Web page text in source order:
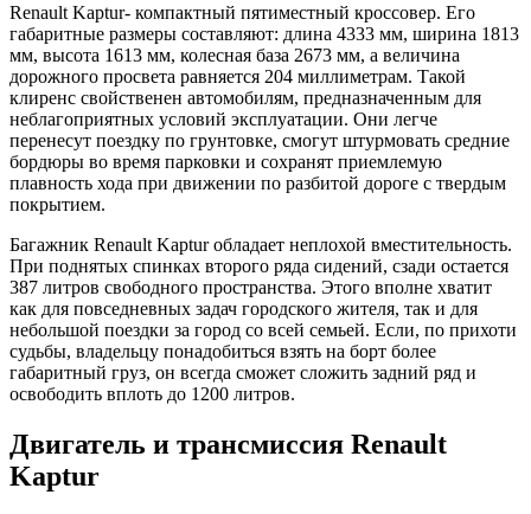
Renault Kaptur- компактный пятиместный кроссовер. Его
габаритные размеры составляют: длина 4333 мм, ширина 1813
мм, высота 1613 мм, колесная база 2673 мм, а величина
дорожного просвета равняется 204 миллиметрам. Такой
клиренс свойственен автомобилям, предназначенным для
неблагоприятных условий эксплуатации. Они легче
перенесут поездку по грунтовке, смогут штурмовать средние
бордюры во время парковки и сохранят приемлемую
плавность хода при движении по разбитой дороге с твердым
покрытием.
Багажник Renault Kaptur обладает неплохой вместительность.
При поднятых спинках второго ряда сидений, сзади остается
387 литров свободного пространства. Этого вполне хватит
как для повседневных задач городского жителя, так и для
небольшой поездки за город со всей семьей. Если, по прихоти
судьбы, владельцу понадобиться взять на борт более
габаритный груз, он всегда сможет сложить задний ряд и
освободить вплоть до 1200 литров.
Двигатель и трансмиссия Renault
Kaptur